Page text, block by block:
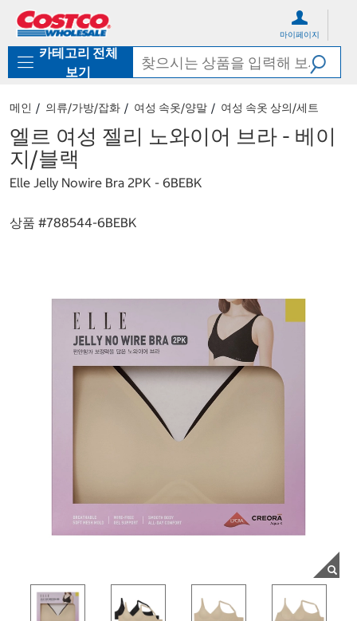
로
기
가
마이페이지
카테고리 전체
보기
메인 의류/가방/잡화 여성 속옷/양말 여성 속옷 상의/세트
엘르 여성 젤리 노와이어 브라 - 베이
지/블랙
Elle Jelly Nowire Bra 2PK - 6BEBK
상품 #788544-6BEBK